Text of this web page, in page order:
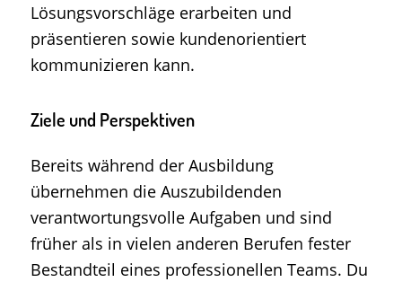
Lösungsvorschläge erarbeiten und
präsentieren sowie kundenorientiert
kommunizieren kann.
Ziele und Perspektiven
Bereits während der Ausbildung
übernehmen die Auszubildenden
verantwortungsvolle Aufgaben und sind
früher als in vielen anderen Berufen fester
Bestandteil eines professionellen Teams. Du